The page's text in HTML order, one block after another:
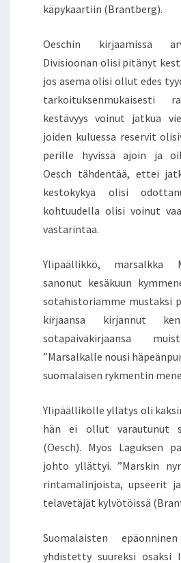
käpykaartiin (Brantberg).
Oeschin kirjaamissa
Divisioonan olisi pitänyt
jos asema olisi ollut edes
tarkoituksenmukaisesti
kestävyys voinut jatkua
joiden kuluessa reservit
perille hyvissä ajoin ja
Oesch tähdentää, ettei
kestokykyä olisi
kohtuudella olisi voinut
vastarintaa.
Ylipäällikkö, marsalkka
sanonut kesäkuun
sotahistoriamme mustaksi
kirjaansa kirjannut
sotapäiväkirjaansa
”Marsalkalle nousi
suomalaisen rykmentin
Ylipäällikölle yllätys oli
hän ei ollut varautunut
(Oesch). Myös Laguksen
johto yllättyi. ”Marskin
rintamalinjoista, upseerit
telavetäjät kylvötöissä
Suomalaisten
yhdistetty suureksi osaksi